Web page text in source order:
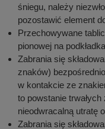
śniegu, należy
pozostawić element
Przechowywane
pionowej na
Zabrania się
znaków)
w kontakcie ze
to powstanie
nieodwracalną utratę
Zabrania się